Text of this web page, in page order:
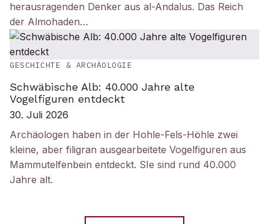
herausragenden Denker aus al-Andalus. Das Reich
der Almohaden…
GESCHICHTE & ARCHÄOLOGIE
Schwäbische Alb: 40.000 Jahre alte
Vogelfiguren entdeckt
30. Juli 2026
Archäologen haben in der Hohle-Fels-Höhle zwei
kleine, aber filigran ausgearbeitete Vogelfiguren aus
Mammutelfenbein entdeckt. SIe sind rund 40.000
Jahre alt.